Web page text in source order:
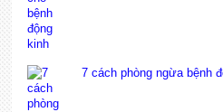
7 cách phòng ngừa bệnh